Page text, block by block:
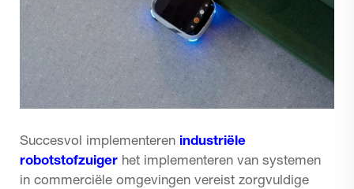
Succesvol implementeren industriële
robotstofzuiger het implementeren van systemen
in commerciële omgevingen vereist zorgvuldige